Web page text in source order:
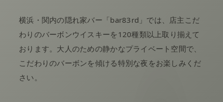
横浜・関内の隠れ家バー「bar83rd」では、店主こだ
わりのバーボンウイスキーを120種類以上取り揃えて
おります。大人のための静かなプライベート空間で、
こだわりのバーボンを傾ける特別な夜をお楽しみくだ
さい。